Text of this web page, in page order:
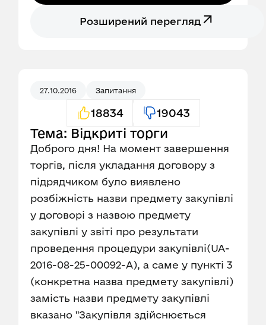
Розширений перегляд
27.10.2016 Запитання
18834 19043
Тема: Відкриті торги
Доброго дня! На момент завершення
торгів, після укладання договору з
підрядчиком було виявлено
розбіжність назви предмету закупівлі
у договорі з назвою предмету
закупівлі у звіті про результати
проведення процедури закупівлі(UA-
2016-08-25-00092-A), а саме у пункті 3
(конкретна назва предмету закупівлі)
замість назви предмету закупівлі
вказано "Закупівля здійснюється